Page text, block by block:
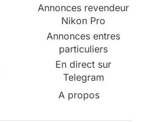
Annonces revendeur
Nikon Pro
Annonces entres
particuliers
En direct sur
Telegram
A propos